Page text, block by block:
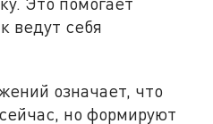
ведут себя
означает, что
но формируют